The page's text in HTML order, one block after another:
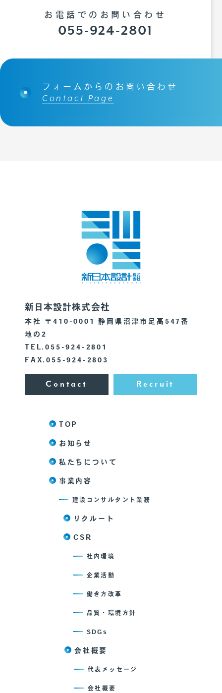
お電話でのお問い合わせ
055-924-2801
フォームからのお問い合わせ
Contact Page
新日本設計株式会社
本社 〒410-0001 静岡県沼津市足高547番
地の2
TEL.055-924-2801
FAX.055-924-2803
Contact Recruit
TOP
お知らせ
私たちについて
事業内容
建設コンサルタント業務
リクルート
CSR
社内環境
企業活動
働き方改革
品質・環境方針
SDGs
会社概要
代表メッセージ
会社概要